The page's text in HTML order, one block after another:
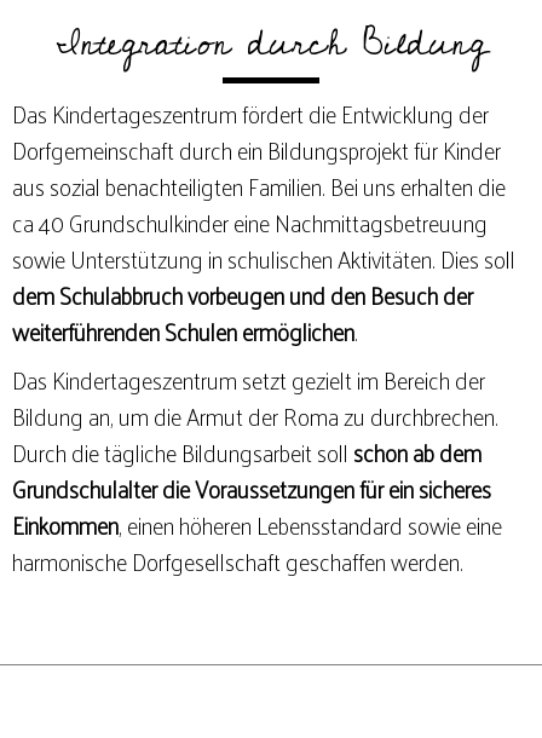
Integration durch Bildung
Das Kindertageszentrum fördert die Entwicklung der
Dorfgemeinschaft durch ein Bildungsprojekt für Kinder
aus sozial benachteiligten Familien. Bei uns erhalten die
ca 40 Grundschulkinder eine Nachmittagsbetreuung
sowie Unterstützung in schulischen Aktivitäten. Dies soll
dem Schulabbruch vorbeugen und den Besuch der
weiterführenden Schulen ermöglichen.
Das Kindertageszentrum setzt gezielt im Bereich der
Bildung an, um die Armut der Roma zu durchbrechen.
Durch die tägliche Bildungsarbeit soll schon ab dem
Grundschulalter die Voraussetzungen für ein sicheres
Einkommen, einen höheren Lebensstandard sowie eine
harmonische Dorfgesellschaft geschaffen werden.